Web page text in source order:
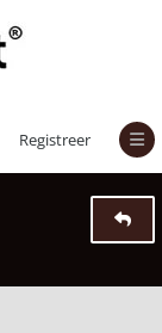
Registreer